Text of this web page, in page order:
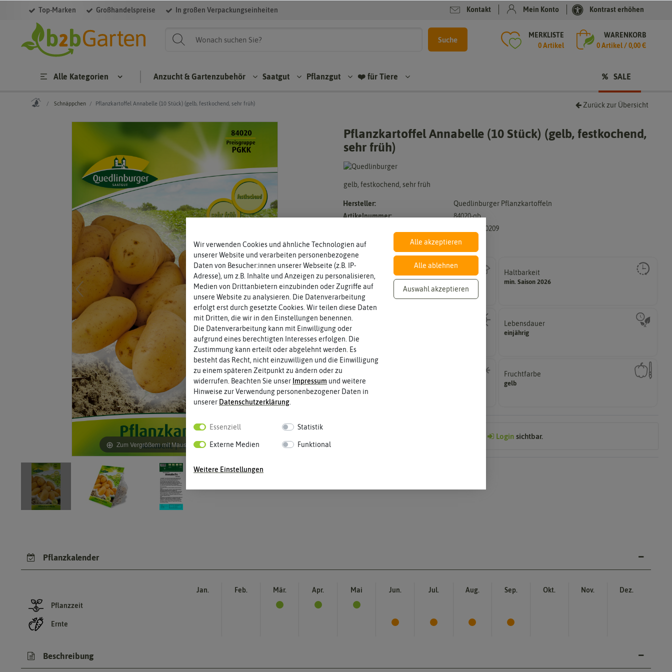
Top-Marken Großhandelspreise In großen Verpackungseinheiten Kontakt Mein Konto Kontrast erhöhen
Suche
MERKLISTE
0 Artikel
WARENKORB
0Artikel /0,00 €
Alle Kategorien Anzucht & Gartenzubehör Saatgut Pflanzgut ❤️ für Tiere SALE
Schnäppchen Pflanzkartoffel Annabelle (10 Stück) (gelb, festkochend, sehr früh) Zurück zur Übersicht
Zum Vergrößern mit Maus über das Bild fahren
Pflanzkartoffel Annabelle (10 Stück) (gelb, festkochend,
sehr früh)
gelb, festkochend, sehr früh
Hersteller:
Quedlinburger Pflanzkartoffeln
Artikelnummer:
84020-qb
4050422840209
Inhalt
10 Stück Wie viel ist enthalten
Haltbarkeit
min. Saison 2026
Zeitpunkt, bis zu dem das Saat- und Pflanzgut sehr
gut keimen sollte.
Standort
sonnig
Wie viel Licht benötigt die Pflanze? (schattig,
halbschattig, sonnig, vollsonnig)
nein
können.
Lebensdauer
einjährig
Pflanzen werden kategorisiert in: einjährig,
zweijährig oder mehrjährig.
Fruchtfarbe
gelb
Die Farbe der reifen Frucht, die sie nach dem
Reifungsprozess hat.
Loginsichtbar.
Pflanzkalender
Pflanzzeit
Ernte
Jan. Feb. Mär. Apr. Mai Jun. Jul. Aug. Sep. Okt. Nov. Dez.
Beschreibung
Wir verwenden Cookies und ähnliche Technologien auf
unserer Website und verarbeiten personenbezogene
Daten von Besucher:innen unserer Webseite (z.B. IP-
Adresse), um z.B. Inhalte und Anzeigen zu personalisieren,
Medien von Drittanbietern einzubinden oder Zugriffe auf
unsere Website zu analysieren. Die Datenverarbeitung
erfolgt erst durch gesetzte Cookies. Wir teilen diese Daten
mit Dritten, die wir in den Einstellungen benennen.
Die Datenverarbeitung kann mit Einwilligung oder
aufgrund eines berechtigten Interesses erfolgen. Die
Zustimmung kann erteilt oder abgelehnt werden. Es
besteht das Recht, nicht einzuwilligen und die Einwilligung
zu einem späteren Zeitpunkt zu ändern oder zu
widerrufen. Beachten Sie unser Impressum und weitere
Hinweise zur Verwendung personenbezogener Daten in
unserer Daten­schutz­erklärung
Essenziell Statistik
Externe Medien Funktional
Weitere Einstellungen
Alle akzeptieren
Alle ablehnen
Auswahl akzeptieren